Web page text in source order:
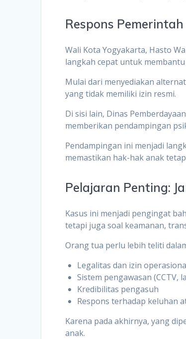
Respons
Wali Kota Yogyakarta, Hasto
langkah cepat untuk
Mulai dari menyediakan
yang tidak memiliki izin resmi.
Di sisi lain, Dinas
memberikan pendampingan
Pendampingan ini menjadi
memastikan hak-hak anak
Pelajaran Penting:
Kasus ini menjadi pengingat
tetapi juga soal keamanan,
Orang tua perlu lebih teliti
Legalitas dan izin
Sistem pengawasan (CCTV,
Kredibilitas pengasuh
Respons terhadap keluhan
Karena pada akhirnya, yang
anak.